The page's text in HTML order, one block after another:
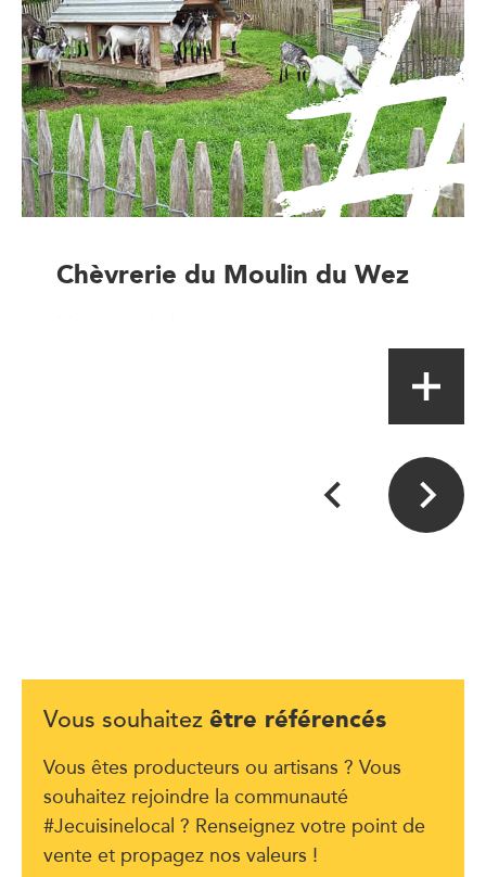
Chèvrerie du Moulin du Wez
Vous souhaitez être référencés
Vous êtes producteurs ou artisans ? Vous
souhaitez rejoindre la communauté
#Jecuisinelocal ? Renseignez votre point de
vente et propagez nos valeurs !